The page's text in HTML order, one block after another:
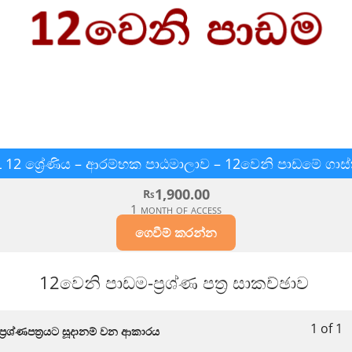
12 ශ්‍රේණිය – ආරම්භක පාඨමාලාව – 12වෙනි පාඩමේ
Rs1,900.00
1 month of access
ගෙවීම් කරන්න
12වෙනි පාඩම-ප්‍රශ්ණ පත්‍ර සාකච්ඡාව​
1 of 1
ප්‍රශ්ණපත්‍රයට සූදානම් වන ආකාරය​
Lesson
You